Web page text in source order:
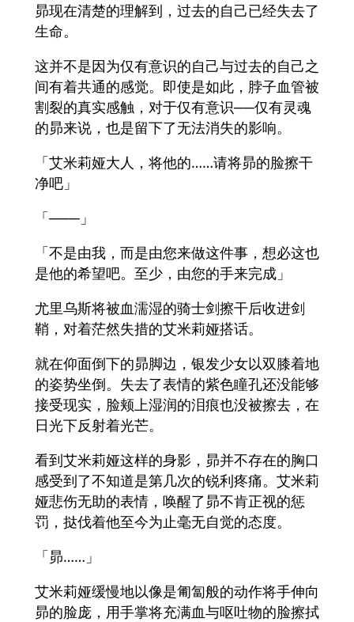
昴现在清楚的理解到，过去的自己已经失去了
生命。
这并不是因为仅有意识的自己与过去的自己之
间有着共通的感觉。即使是如此，脖子血管被
割裂的真实感触，对于仅有意识──仅有灵魂
的昴来说，也是留下了无法消失的影响。
「艾米莉娅大人，将他的……请将昴的脸擦干
净吧」
「───」
「不是由我，而是由您来做这件事，想必这也
是他的希望吧。至少，由您的手来完成」
尤里乌斯将被血濡湿的骑士剑擦干后收进剑
鞘，对着茫然失措的艾米莉娅搭话。
就在仰面倒下的昴脚边，银发少女以双膝着地
的姿势坐倒。失去了表情的紫色瞳孔还没能够
接受现实，脸颊上湿润的泪痕也没被擦去，在
日光下反射着光芒。
看到艾米莉娅这样的身影，昴并不存在的胸口
感受到了不知道是第几次的锐利疼痛。艾米莉
娅悲伤无助的表情，唤醒了昴不肯正视的惩
罚，挞伐着他至今为止毫无自觉的态度。
「昴……」
艾米莉娅缓慢地以像是匍匐般的动作将手伸向
昴的脸庞，用手掌将充满血与呕吐物的脸擦拭